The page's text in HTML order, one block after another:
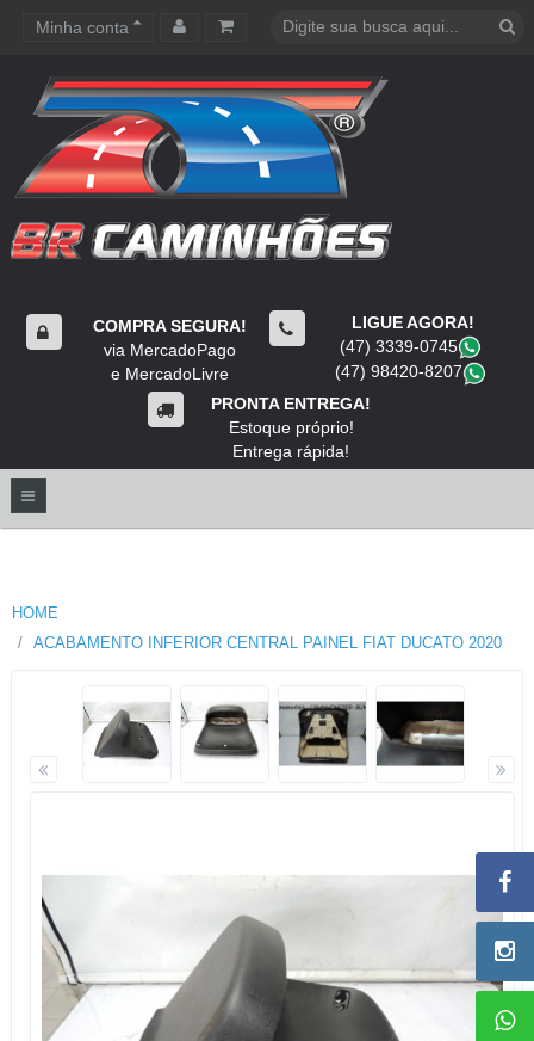
Minha conta
COMPRA SEGURA!
via MercadoPago
e MercadoLivre
LIGUE AGORA!
(47) 3339-0745
(47) 98420-8207
PRONTA ENTREGA!
Estoque próprio!
Entrega rápida!
HOME
ACABAMENTO INFERIOR CENTRAL PAINEL FIAT DUCATO 2020